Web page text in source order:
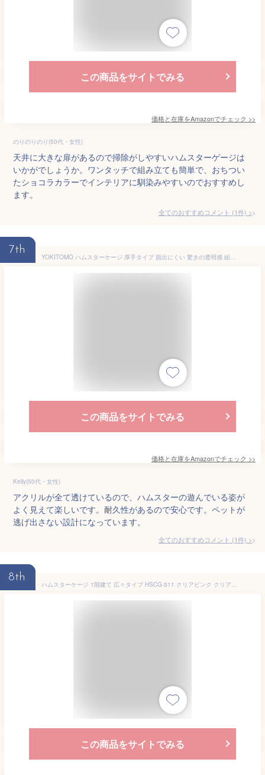
この商品をサイトでみる
価格と在庫をAmazonでチェック >>
のりのりのり(50代・女性)
天井に大きな扉があるので掃除がしやすいハムスターゲージは
いかがでしょうか。ワンタッチで組み立ても簡単で、おちつい
たショコラカラーでインテリアに馴染みやすいのでおすすめし
ます。
全てのおすすめコメント (1件) >
7th
YOKITOMO ハムスターケージ 厚手タイプ 脱出にくい 驚きの透明感 組立式 持ち運びやすい お掃除しやすい 通気穴いっぱい ２段まで積み重ね可能 ２階デザイン 持ち運びやすい エコなアクリル製 (ケージ単品)
この商品をサイトでみる
価格と在庫をAmazonでチェック >>
Kelly(50代・女性)
アクリルが全て透けているので、ハムスターの遊んでいる姿が
よく見えて楽しいです。耐久性があるので安心です。ペットが
逃げ出さない設計になっています。
全てのおすすめコメント (1件) >
8th
ハムスターケージ 1階建て 広々タイプ HSCG-311 クリアピンク クリアブルー アイリスオーヤマ アイリス スターター 小動物 飼育 ハウス 給水ボトル まわし車 食器 楽天 ≪現在の当店オススメ≫
この商品をサイトでみる